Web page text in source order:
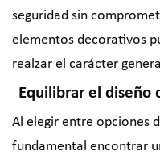
seguridad sin
elementos decorativos
realzar el carácter
Equilibrar el diseño
Al elegir entre opciones
fundamental encontrar